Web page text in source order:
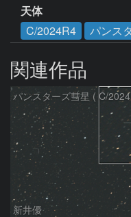
天体
C/2024R4
パンス
関連作品
新井優